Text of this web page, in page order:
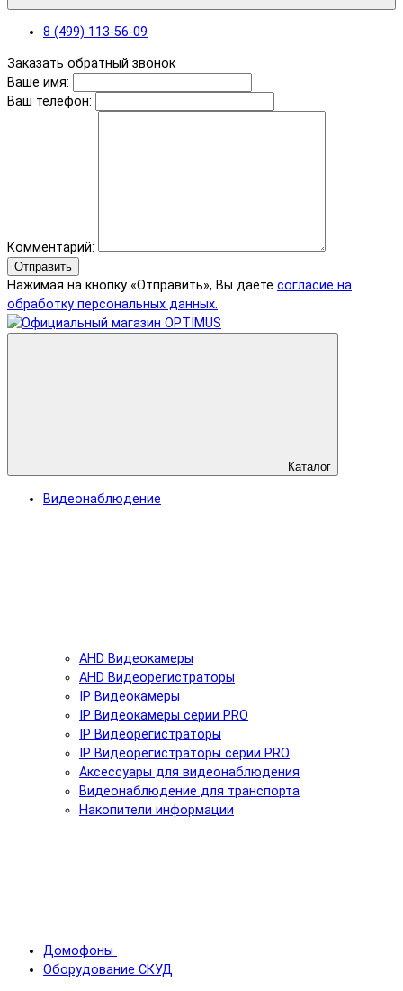
8 (499) 113-56-09
Заказать обратный звонок
Ваше имя:
Ваш телефон:
Комментарий:
Отправить
Нажимая на кнопку «Отправить», Вы даете согласие на
обработку персональных данных.
Каталог
Видеонаблюдение
AHD Видеокамеры
AHD Видеорегистраторы
IP Видеокамеры
IP Видеокамеры серии PRO
IP Видеорегистраторы
IP Видеорегистраторы серии PRO
Аксессуары для видеонаблюдения
Видеонаблюдение для транспорта
Накопители информации
Домофоны
Оборудование СКУД